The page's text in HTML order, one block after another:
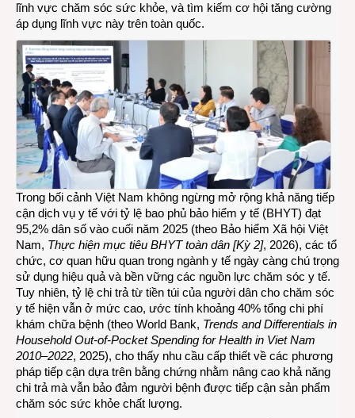
Kinh
tự
nhân
Việt
lĩnh vực chăm sóc sức khỏe, và tìm kiếm cơ hội tăng cường
áp dụng lĩnh vực này trên toàn quốc.
Trong bối cảnh Việt Nam không ngừng mở rộng khả năng tiếp
cận dịch vụ y tế với tỷ lệ bao phủ bảo hiểm y tế (BHYT) đạt
95,2% dân số vào cuối năm 2025 (theo Bảo hiểm Xã hội Việt
Nam, Thực hiện mục tiêu BHYT toàn dân [Kỳ 2], 2026), các tổ
chức, cơ quan hữu quan trong ngành y tế ngày càng chú trọng
sử dụng hiệu quả và bền vững các nguồn lực chăm sóc y tế.
Tuy nhiên, tỷ lệ chi trả từ tiền túi của người dân cho chăm sóc
y tế hiện vẫn ở mức cao, ước tính khoảng 40% tổng chi phí
khám chữa bệnh (theo World Bank, Trends and Differentials in
Household Out-of-Pocket Spending for Health in Viet Nam
2010–2022, 2025), cho thấy nhu cầu cấp thiết về các phương
pháp tiếp cận dựa trên bằng chứng nhằm nâng cao khả năng
chi trả mà vẫn bảo đảm người bệnh được tiếp cận sản phẩm
chăm sóc sức khỏe chất lượng.